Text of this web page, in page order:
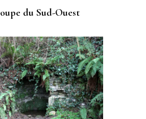
du Sud-Ouest